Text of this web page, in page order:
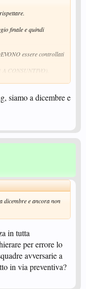
finale e quindi
essere controllati
CONSUNTIVO).
ci potrebbero essere
parte della
tra le quali il nome
la domanda
ma per il controllo
su nomi e note sui
siamo a dicembre e
dicembre e ancora non
in tutta
per errore lo
avversarie a
in via preventiva?